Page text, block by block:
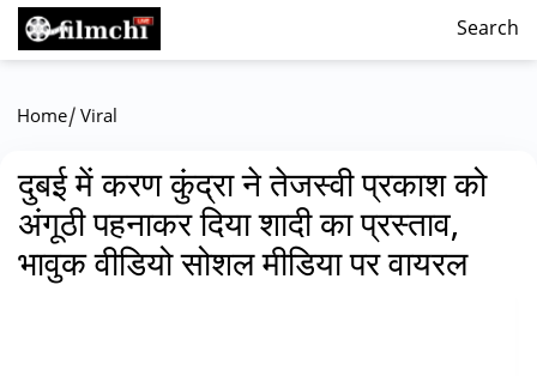
Search
Home/ Viral
दुबई में करण कुंद्रा ने तेजस्वी प्रकाश को
अंगूठी पहनाकर दिया शादी का प्रस्ताव,
भावुक वीडियो सोशल मीडिया पर वायरल